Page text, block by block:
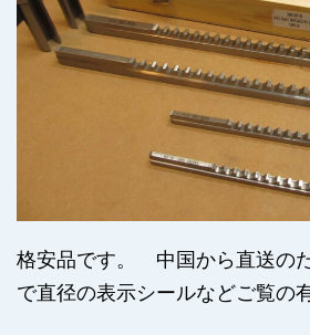
格安品です。 中国から直送の
で直径の表示シールなどご覧の